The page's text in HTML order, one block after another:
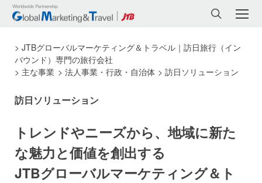
JTBグローバルマーケティング＆トラベル｜訪日旅行（イン
バウンド）専門の旅行会社
主な事業
法人事業・行政・自治体 訪日ソリューション
訪日ソリューション
トレンドやニーズから、地域に新た
な魅力と価値を創出する
JTBグローバルマーケティング＆ト